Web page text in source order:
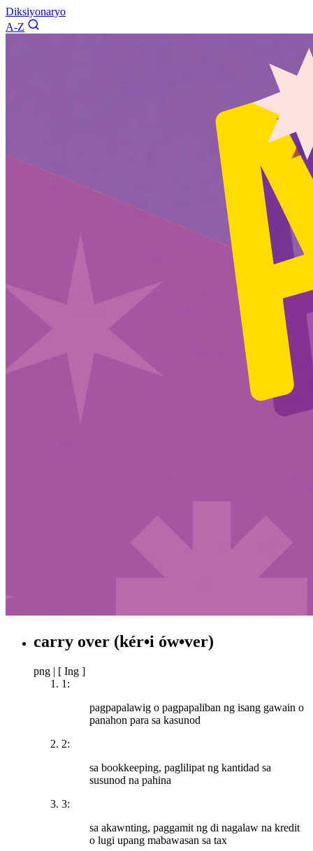
Diksiyonaryo
A-Z
carry over (kér•i ów•ver)
png | [ Ing ]
1:
pagpapalawig o pagpapaliban ng isang gawain o
panahon para sa kasunod
2:
sa bookkeeping, paglilipat ng kantidad sa
susunod na pahina
3:
sa akawnting, paggamit ng di nagalaw na kredit
o lugi upang mabawasan sa tax